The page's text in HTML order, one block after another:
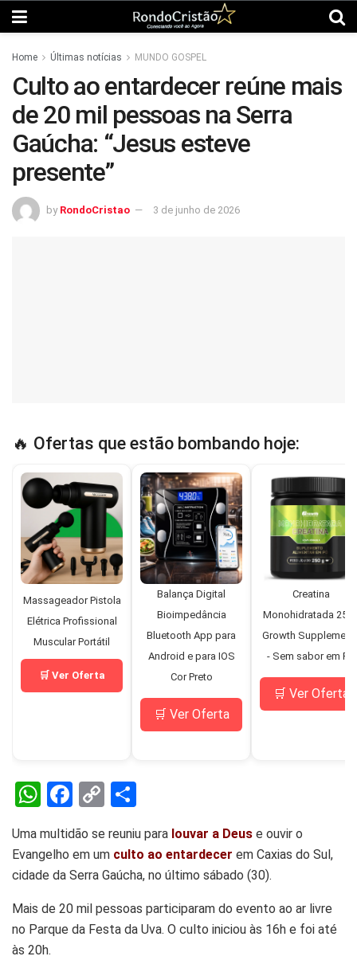
Home Últimas notícias MUNDO GOSPEL
Culto ao entardecer reúne mais
de 20 mil pessoas na Serra
Gaúcha: “Jesus esteve
presente”
by RondoCristao 3 de junho de 2026
🔥 Ofertas que estão bombando hoje:
Massageador Pistola
Elétrica Profissional
Muscular Portátil
🛒 Ver Oferta
Balança Digital
Bioimpedância
Bluetooth App para
Android e para IOS
Cor Preto
🛒 Ver Oferta
Creatina
Monohidratada
Growth
- Sem sabor em Pó
🛒 Ver Oferta
W
at
s
A
p
p
F
ce
b
o
C
py
Li
k
ar
e
Uma multidão se reuniu para louvar a Deus e ouvir o
Evangelho em um culto ao entardecer em Caxias do Sul,
cidade da Serra Gaúcha, no último sábado (30).
Mais de 20 mil pessoas participaram do evento ao ar livre
no Parque da Festa da Uva. O culto iniciou às 16h e foi até
às 20h.